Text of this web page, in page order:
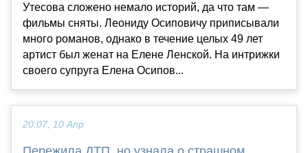
Утесова сложено немало историй, да что там —
фильмы сняты. Леониду Осиповичу приписывали
много романов, однако в течение целых 49 лет
артист был женат на Елене Ленской. На интрижки
своего супруга Елена Осипов...
20:07, 10 Апр